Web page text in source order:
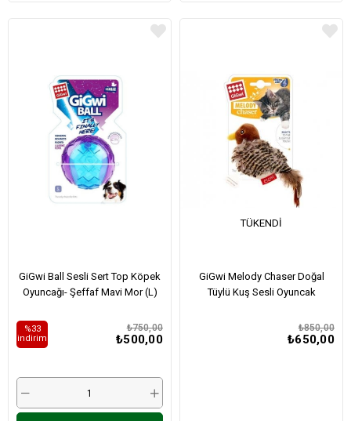
GiGwi Ball Sesli Sert Top Köpek
Oyuncağı- Şeffaf Mavi Mor (L)
₺500,00
₺750,00
%33
i̇ndirim
TÜKENDI
GiGwi Melody Chaser Doğal
Tüylü Kuş Sesli Oyuncak
₺650,00
₺850,00